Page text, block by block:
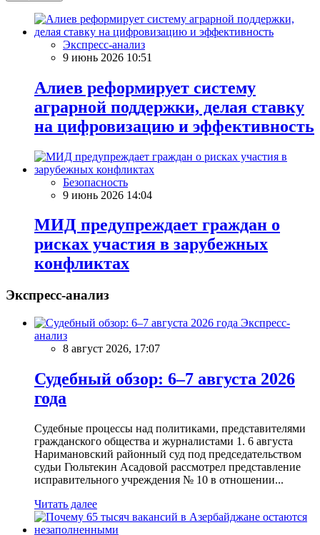
Экспресс-анализ
9 июнь 2026 10:51
Алиев реформирует систему
аграрной поддержки, делая ставку
на цифровизацию и эффективность
Безопасность
9 июнь 2026 14:04
МИД предупреждает граждан о
рисках участия в зарубежных
конфликтах
Экспресс-анализ
Экспресс-
анализ
8 август 2026, 17:07
Судебный обзор: 6–7 августа 2026
года
Судебные процессы над политиками, представителями
гражданского общества и журналистами 1. 6 августа
Наримановский районный суд под председательством
судьи Гюльтекин Асадовой рассмотрел представление
исправительного учреждения № 10 в отношении...
Читать далее